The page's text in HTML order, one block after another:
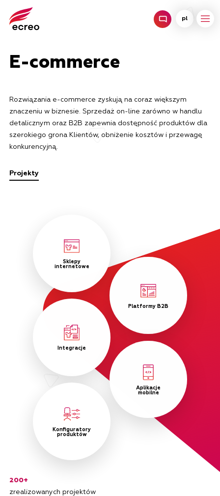
pl
E-commerce
Rozwiązania e-commerce zyskują na coraz większym
znaczeniu w biznesie. Sprzedaż on-line zarówno w handlu
detalicznym oraz B2B zapewnia dostępność produktów dla
szerokiego grona Klientów, obniżenie kosztów i przewagę
konkurencyjną.
Projekty
Sklepy
internetowe
Platformy B2B
Integracje
Aplikacje
mobilne
Konfiguratory
produktów
200+
zrealizowanych projektów